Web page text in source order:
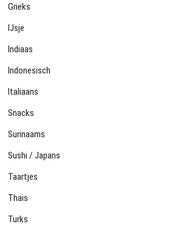
Grieks
IJsje
Indiaas
Indonesisch
Italiaans
Snacks
Surinaams
Sushi / Japans
Taartjes
Thais
Turks